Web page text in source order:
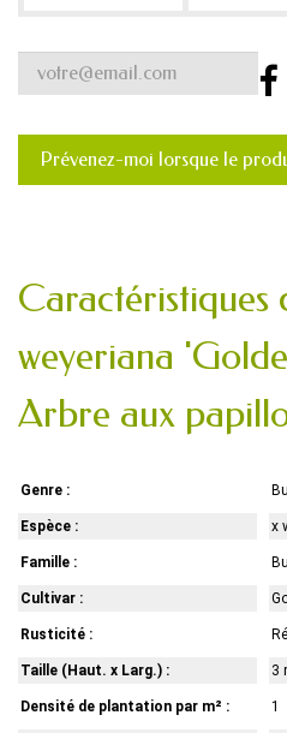
Prévenez-moi lorsque le
Caractéristiques
weyeriana
Arbre aux
Genre :
Espèce : x
Famille :
Cultivar :
Rusticité :
Taille (Haut. x Larg.) : 3
Densité de plantation par m² : 1